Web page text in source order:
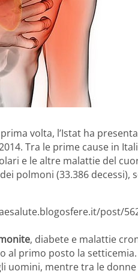
volta, l’Istat ha
Tra le prime cause in
e le altre malattie del
polmoni (33.386
post/
, diabete e malattie
al primo posto la
uomini, mentre tra le